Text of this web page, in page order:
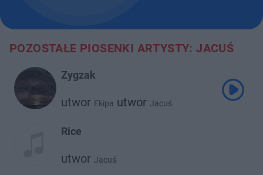
POZOSTAŁE PIOSENKI ARTYSTY: JACUŚ
Zygzak
utwor Ekipa utwor Jacuś
Rice
utwor Jacuś